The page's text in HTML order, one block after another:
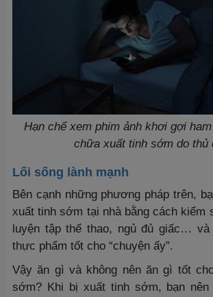
Hạn chế xem phim ảnh khơi gợi
chữa xuất tinh sớm do thủ
Lối sống lành mạnh
Bên cạnh những phương pháp trên,
xuất tinh sớm tại nhà bằng cách kiểm
luyện tập thể thao, ngủ đủ giấc… và
thực phẩm tốt cho “chuyện ấy”.
Vậy ăn gì và không nên ăn gì tốt
sớm? Khi bị xuất tinh sớm, bạn nên